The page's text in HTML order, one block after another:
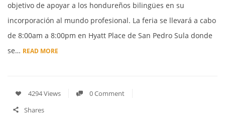
objetivo de apoyar a los hondureños bilingües en su
incorporación al mundo profesional. La feria se llevará a cabo
de 8:00am a 8:00pm en Hyatt Place de San Pedro Sula donde
se… READ MORE
4294 Views
0 Comment
Shares